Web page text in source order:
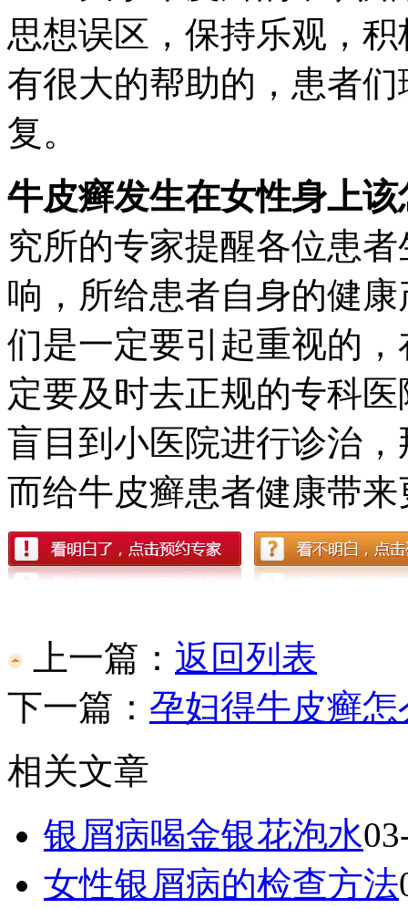
思想误区，保持乐观，
有很大的帮助的，患者
复。
牛皮癣发生在女性身上该
究所的专家提醒各位患
响，所给患者自身的健
们是一定要引起重视的
定要及时去正规的专科
盲目到小医院进行诊治
而给牛皮癣患者健康带
上一篇： 返回列表
下一篇： 孕妇得牛皮癣怎
相关文章
银屑病喝金银花泡水
女性银屑病的检查方法